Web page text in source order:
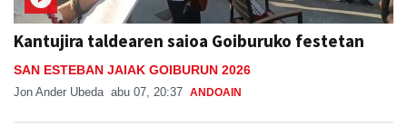
Kantujira taldearen saioa Goiburuko festetan
SAN ESTEBAN JAIAK GOIBURUN 2026
Jon Ander Ubeda abu 07, 20:37 ANDOAIN